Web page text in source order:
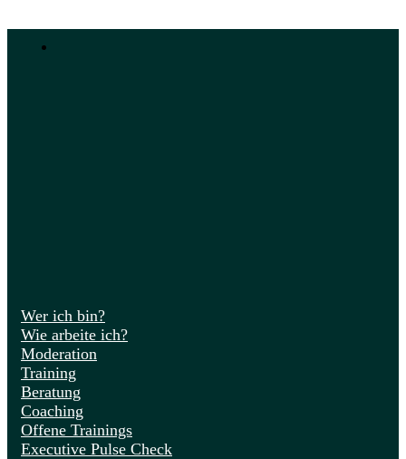
Wer ich bin?
Wie arbeite ich?
Moderation
Training
Beratung
Coaching
Offene Trainings
Executive Pulse Check